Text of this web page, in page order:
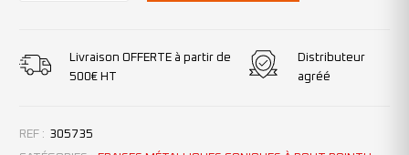
Livraison OFFERTE à partir de
500€ HT
Distributeur
agréé
REF : 305735